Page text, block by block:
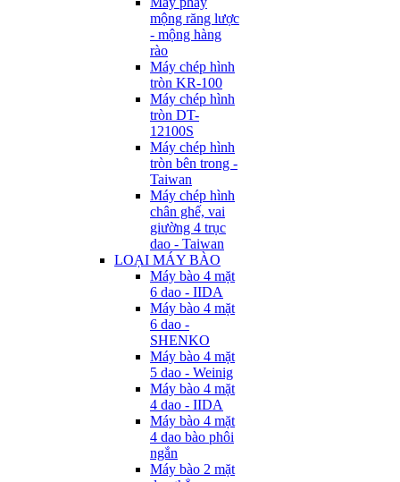
mộng răng lược
- mộng hàng
rào
Máy chép hình
tròn KR-100
Máy chép hình
tròn DT-
12100S
Máy chép hình
tròn bên trong -
Taiwan
Máy chép hình
chân ghế, vai
giường 4 trục
dao - Taiwan
LOẠI MÁY BÀO
Máy bào 4 mặt
6 dao - IIDA
Máy bào 4 mặt
6 dao -
SHENKO
Máy bào 4 mặt
5 dao - Weinig
Máy bào 4 mặt
4 dao - IIDA
Máy bào 4 mặt
4 dao bào phôi
ngắn
Máy bào 2 mặt